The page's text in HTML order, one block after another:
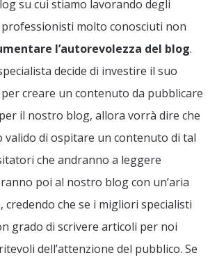
su cui stiamo lavorando degli
molto conosciuti non
l’autorevolezza del blog.
decide di investire il suo
creare un contenuto da pubblicare
il nostro blog, allora vorrà dire che
di ospitare un contenuto di tal
che andranno a leggere
poi al nostro blog con un’aria
credendo che se i migliori specialisti
grado di scrivere articoli per noi
dell’attenzione del pubblico. Se